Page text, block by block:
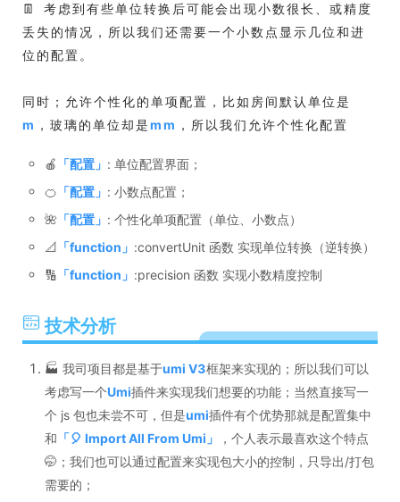
👖 考虑到有些单位转换后可能会出现小数很长、或精度
丢失的情况，所以我们还需要一个小数点显示几位和进
位的配置。
同时；允许个性化的单项配置，比如房间默认单位是
m ，玻璃的单位却是mm ，所以我们允许个性化配置
🍎 「配置 」 : 单位配置界面；
🍊 「配置 」 : 小数点配置；
🌺 「配置 」 : 个性化单项配置（单位、小数点）
📐 「function 」 :convertUnit 函数 实现单位转换（逆转换）
🔢 「function 」 :precision 函数 实现小数精度控制
技术分析
🏭 我司项目都是基于umi V3框架来实现的；所以我们可以
考虑写一个Umi插件来实现我们想要的功能；当然直接写一
个 js 包也未尝不可，但是umi插件有个优势那就是配置集中
和 「🎈 Import All From Umi 」
，个人表示最喜欢这个特点
🤭；我们也可以通过配置来实现包大小的控制，只导出/打包
需要的；